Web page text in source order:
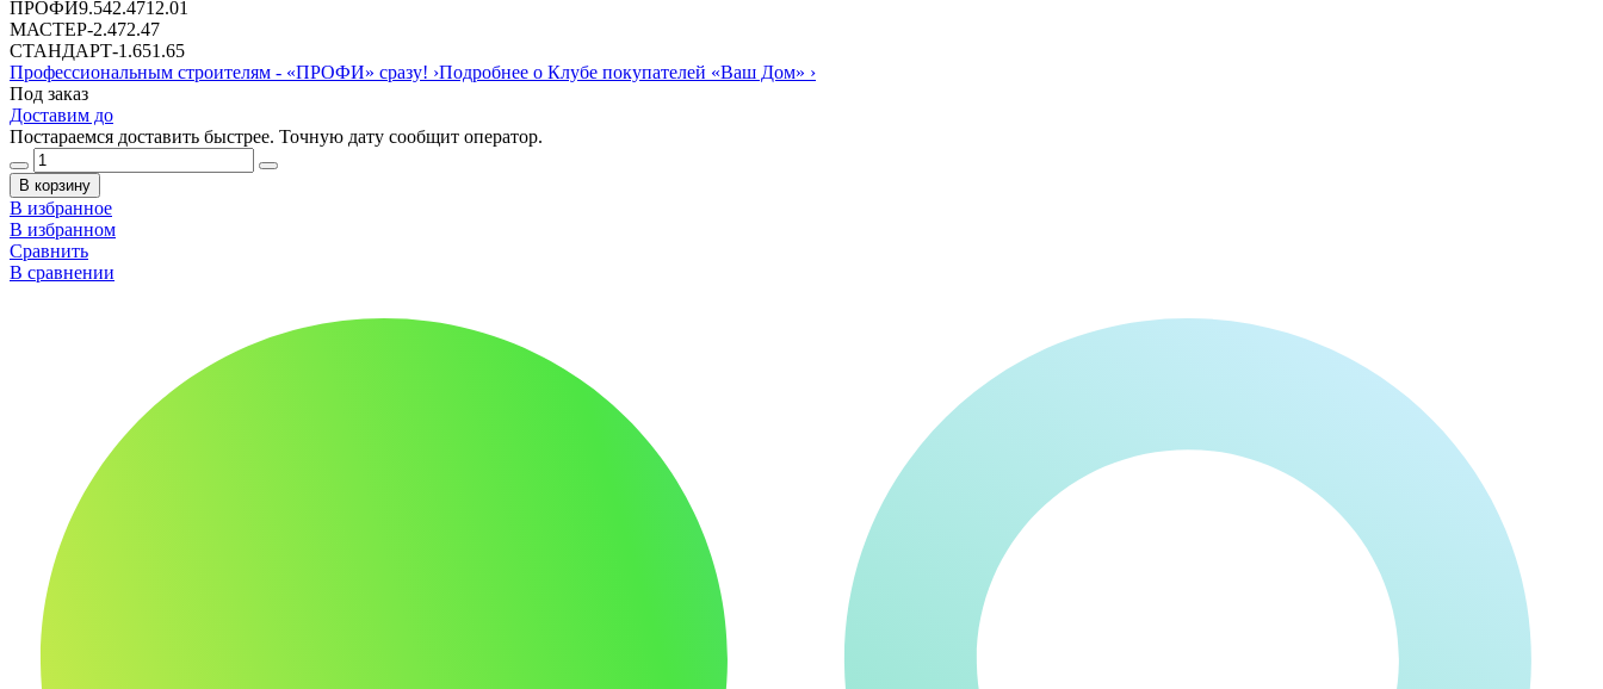
ПРОФИ9.542.4712.01
МАСТЕР-2.472.47
СТАНДАРТ-1.651.65
Профессиональным строителям - «ПРОФИ» сразу! ›Подробнее о Клубе покупателей «Ваш Дом» ›
Под заказ
Доставим до
Постараемся доставить быстрее. Точную дату сообщит оператор.
В корзину
В избранное
В избранном
Сравнить
В сравнении